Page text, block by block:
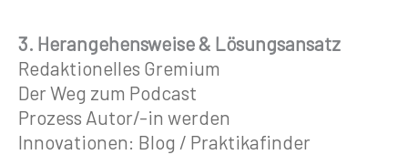
3. Herangehensweise & Lösungsansatz
Redaktionelles Gremium
Der Weg zum Podcast
Prozess Autor/-in werden
Innovationen: Blog / Praktikafinder